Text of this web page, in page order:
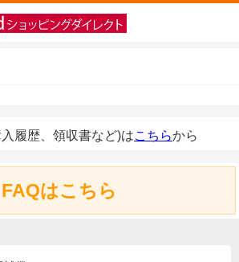
履歴、領収書など)はこちらから
FAQはこちら